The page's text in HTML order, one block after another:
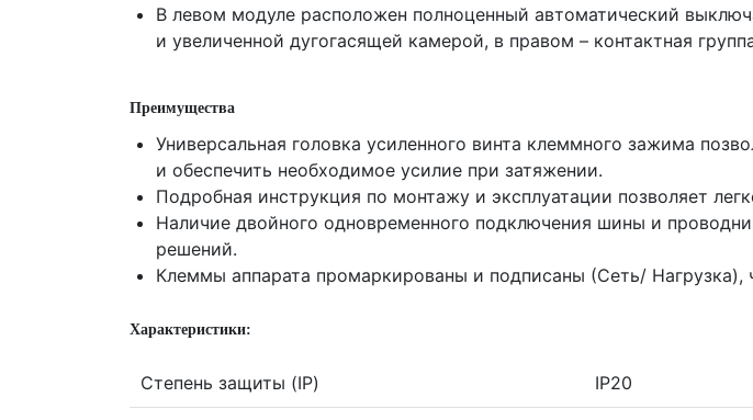
В левом модуле расположен полноценный автоматический
и увеличенной дугогасящей камерой, в правом – контактная
Преимущества
Универсальная головка усиленного винта клеммного зажима
и обеспечить необходимое усилие при затяжении.
Подробная инструкция по монтажу и эксплуатации позволяет
Наличие двойного одновременного подключения шины и
решений.
Клеммы аппарата промаркированы и подписаны (Сеть/
Характеристики:
Степень защиты (IP) IP20